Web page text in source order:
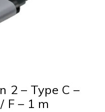
2 – Type C –
F – 1 m